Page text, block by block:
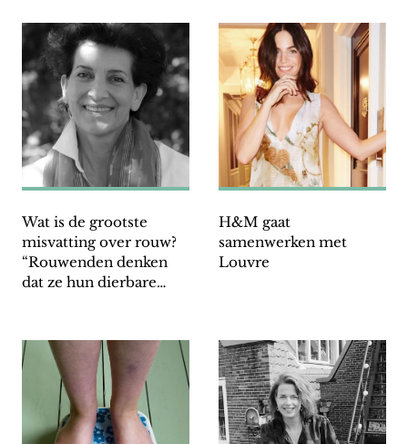
Wat is de grootste
misvatting over rouw?
“Rouwenden denken
dat ze hun dierbare
H&M gaat
samenwerken met
Louvre